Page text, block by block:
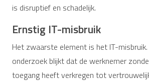
is disruptief en schadelijk.
Ernstig IT-misbruik
Het zwaarste element is het IT-
onderzoek blijkt dat de werknemer
toegang heeft verkregen tot